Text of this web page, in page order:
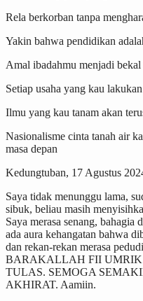
Rela berkorban tanpa
Yakin bahwa pendidikan
Amal ibadahmu menjadi
Setiap usaha yang kau
Ilmu yang kau tanam akan
Nasionalisme cinta tanah air
masa depan
Kedungtuban, 17 Agustus
Saya tidak menunggu lama,
sibuk, beliau masih
Saya merasa senang, bahagia
ada aura kehangatan bahwa
dan rekan-rekan merasa
BARAKALLAH FII
TULAS. SEMOGA
AKHIRAT. Aamiin.